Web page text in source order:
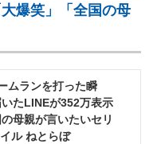
爆笑」「全国の母
ムランを打った瞬
たLINEが352万表示
の母親が言いたいセリ
ル ねとらぼ